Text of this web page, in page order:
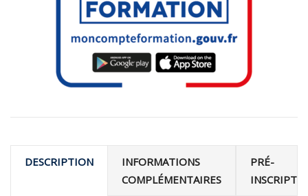
DESCRIPTION
INFORMATIONS
COMPLÉMENTAIRES
PRÉ-